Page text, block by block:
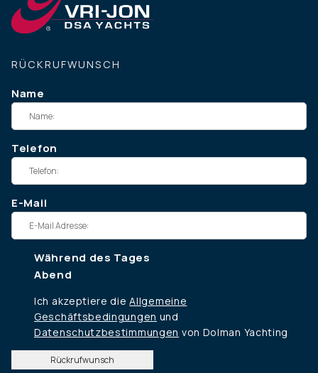
RÜCKRUFWUNSCH
Name
Telefon
E-Mail
Während des Tages
Abend
Ich akzeptiere dieAllgemeine
Geschäftsbedingungen und
Datenschutzbestimmungen von Dolman Yachting
Rückrufwunsch